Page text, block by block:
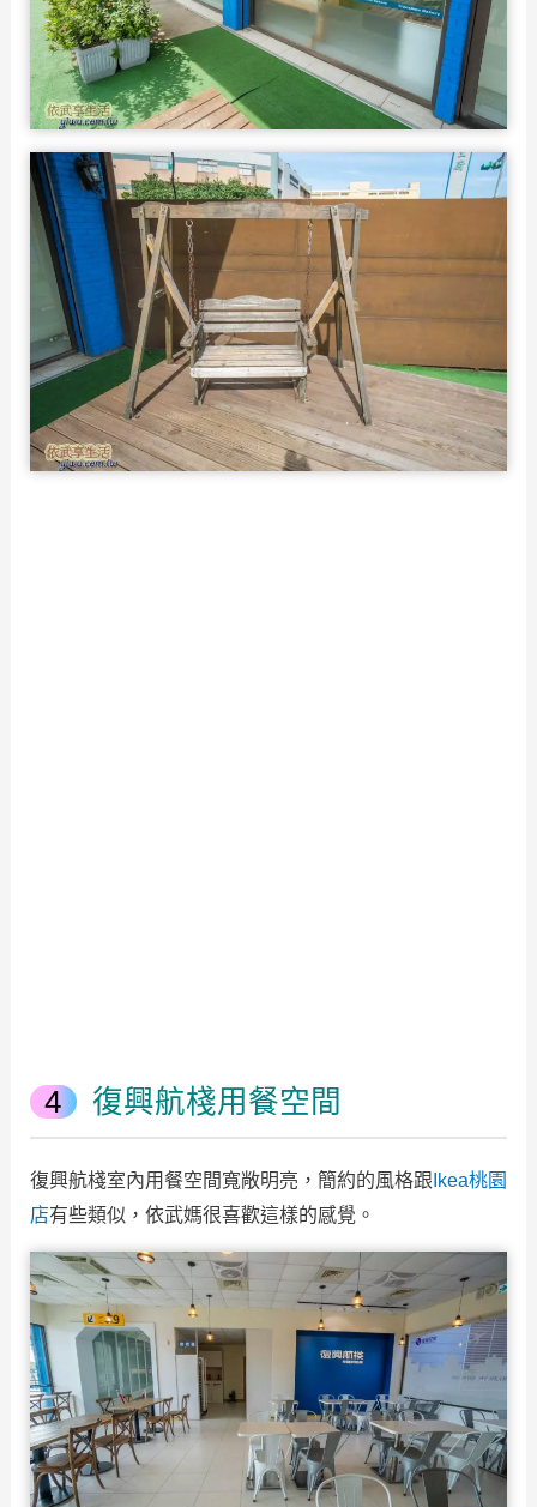
復興航棧用餐空間
復興航棧室內用餐空間寬敞明亮，簡約的風格跟 Ikea桃園
店有些類似，依武媽很喜歡這樣的感覺。